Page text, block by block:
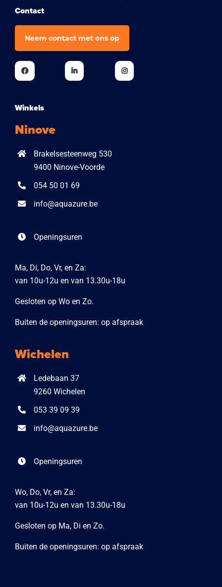
Contact
Neem contact met ons op
Winkels
Ninove
Brakelsesteenweg 530
9400 Ninove-Voorde
054 50 01 69
info@aquazure.be
Openingsuren
Ma, Di, Do, Vr, en Za:
van 10u-12u en van 13.30u-18u
Gesloten op Wo en Zo.
Buiten de openingsuren: op afspraak
Wichelen
Ledebaan 37
9260 Wichelen
053 39 09 39
info@aquazure.be
Openingsuren
Wo, Do, Vr, en Za:
van 10u-12u en van 13.30u-18u
Gesloten op Ma, Di en Zo.
Buiten de openingsuren: op afspraak